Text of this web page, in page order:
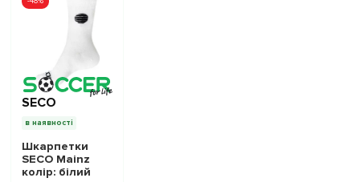
SECO
в наявності
Шкарпетки
SECO Mainz
колір: білий